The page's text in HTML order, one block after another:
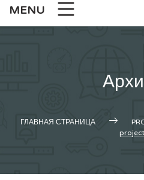
MENU
ГЛАВНАЯ СТРАНИЦА